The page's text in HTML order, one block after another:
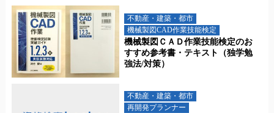
不動産・建築・都市
機械製図CAD作業技能検定
機械製図ＣＡＤ作業技能検定のお
すすめ参考書・テキスト（独学勉
強法/対策）
不動産・建築・都市
再開発プランナー